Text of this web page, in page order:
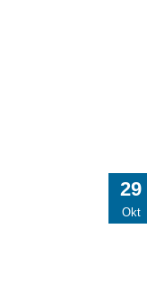
29
Okt